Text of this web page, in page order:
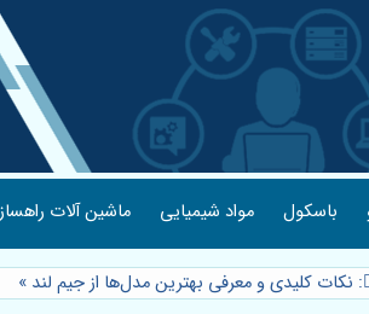
باسکول مواد شیمیایی ماشین آلات
نکات کلیدی و معرفی بهترین مدل‌ها از جیم لند »